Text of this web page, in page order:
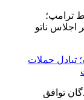
تبادل حملات